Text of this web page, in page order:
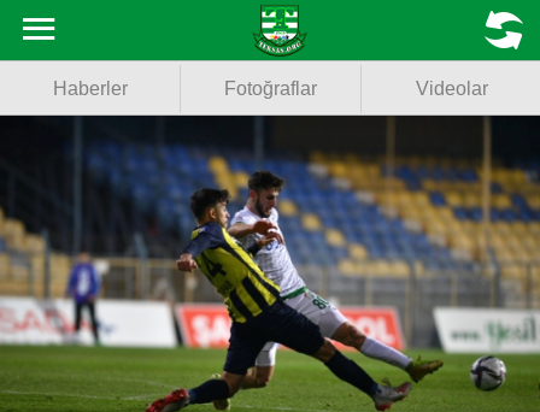
Fotoğraflar
Videolar
Basketbol
Voleybol
Puan Durumu
Fikstür
MENU
Haberler Fotoğraflar Videolar